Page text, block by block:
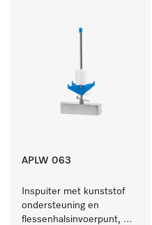
APLW 063
Inspuiter met kunststof
ondersteuning en
flessenhalsinvoerpunt,